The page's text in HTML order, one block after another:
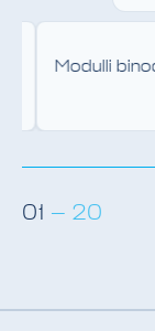
01 — 20